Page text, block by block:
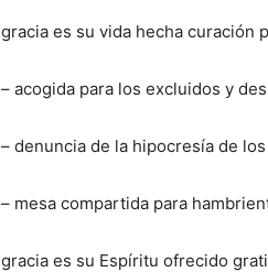
gracia es su vida hecha curación
– acogida para los excluidos y
– denuncia de la hipocresía de
– mesa compartida para
gracia es su Espíritu ofrecido